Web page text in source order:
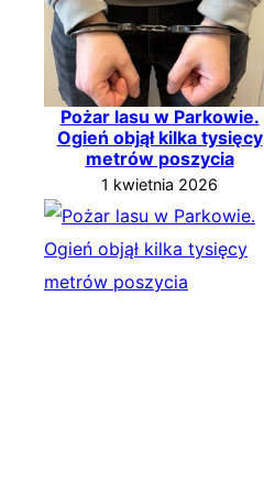
Pożar lasu w Parkowie.
Ogień objął kilka tysięcy
metrów poszycia
1 kwietnia 2026